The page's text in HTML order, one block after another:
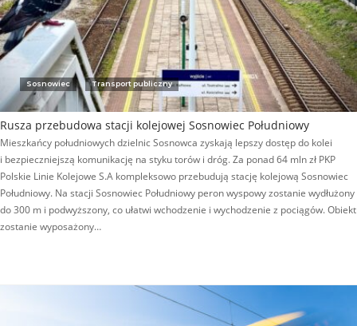
Sosnowiec Transport publiczny
Rusza przebudowa stacji kolejowej Sosnowiec Południowy
Mieszkańcy południowych dzielnic Sosnowca zyskają lepszy dostęp do kolei
i bezpieczniejszą komunikację na styku torów i dróg. Za ponad 64 mln zł PKP
Polskie Linie Kolejowe S.A kompleksowo przebudują stację kolejową Sosnowiec
Południowy. Na stacji Sosnowiec Południowy peron wyspowy zostanie wydłużony
do 300 m i podwyższony, co ułatwi wchodzenie i wychodzenie z pociągów. Obiekt
zostanie wyposażony…